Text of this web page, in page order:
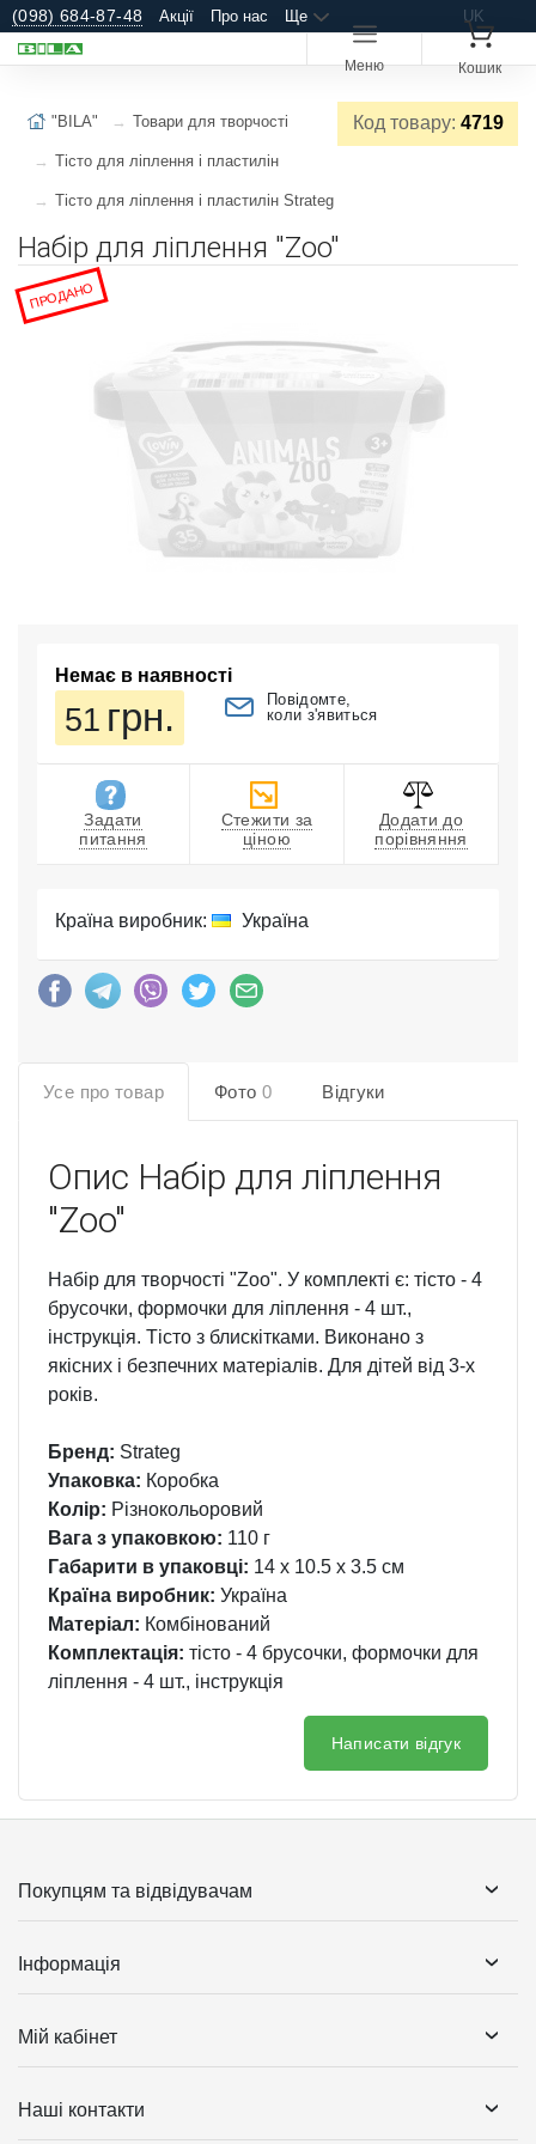
(098) 684-87-48 Акції Про нас Ще UK
Меню Кошик
Код товару: 4719
"BILA" Товари для творчості
Тісто для ліплення і пластилін
Тісто для ліплення і пластилін Strateg
Набір для ліплення "Zoo"
ПРОДАНО
Немає в наявності
51 грн.
Повідомте,
коли з'явиться
Задати
питання
Стежити за
ціною
Додати до
порівняння
Країна виробник: Україна
Усе про товар Фото 0 Відгуки
Опис Набір для ліплення
"Zoo"
Набір для творчості "Zoo". У комплекті є: тісто - 4
брусочки, формочки для ліплення - 4 шт.,
інструкція. Тісто з блискітками. Виконано з
якісних і безпечних матеріалів. Для дітей від 3-х
років.
Бренд: Strateg
Упаковка: Коробка
Колір: Різнокольоровий
Вага з упаковкою: 110 г
Габарити в упаковці: 14 x 10.5 x 3.5 см
Країна виробник: Україна
Матеріал: Комбінований
Комплектація: тісто - 4 брусочки, формочки для
ліплення - 4 шт., інструкція
Написати відгук
Покупцям та відвідувачам
Інформація
Мій кабінет
Наші контакти